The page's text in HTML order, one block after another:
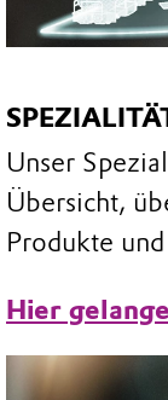
Unser
Übersicht,
Produkte
Hier